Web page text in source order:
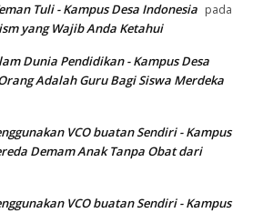
Tuli - Kampus Desa Indonesia pada
yang Wajib Anda Ketahui
Dunia Pendidikan - Kampus Desa
Adalah Guru Bagi Siswa Merdeka
VCO buatan Sendiri - Kampus
Demam Anak Tanpa Obat dari
VCO buatan Sendiri - Kampus